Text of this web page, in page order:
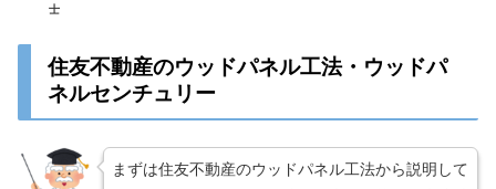
士
住友不動産のウッドパネル工法・ウッドパ
ネルセンチュリー
まずは住友不動産のウッドパネル工法から説明して